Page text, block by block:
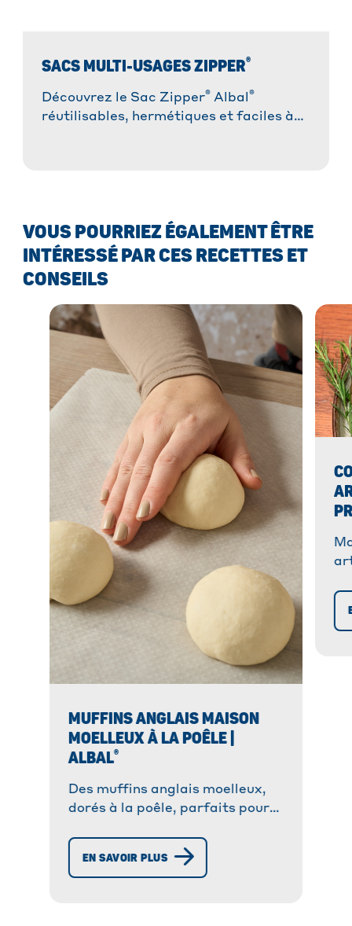
SACS MULTI-USAGES ZIPPER®
Découvrez le Sac Zipper® Albal ®
réutilisables, hermétiques et faciles à
VOUS POURRIEZ ÉGALEMENT ÊTRE
INTÉRESSÉ PAR CES RECETTES ET
CONSEILS
MUFFINS ANGLAIS MAISON
MOELLEUX À LA POÊLE |
ALBAL®
Des muffins anglais moelleux,
dorés à la poêle, parfaits pour
Faciles à préparer.
EN SAVOIR PLUS